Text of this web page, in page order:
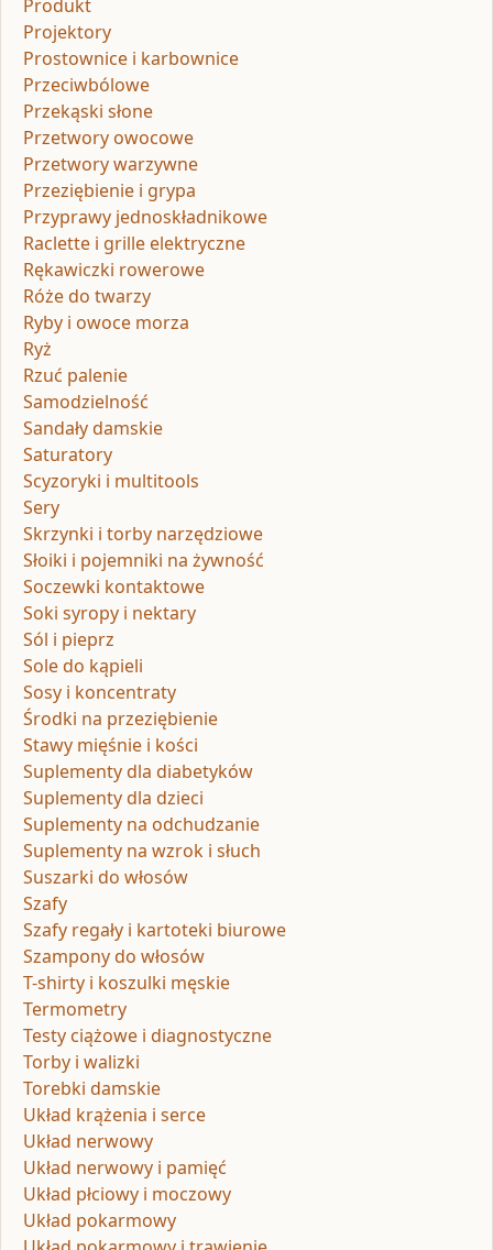
Produkt
Projektory
Prostownice i karbownice
Przeciwbólowe
Przekąski słone
Przetwory owocowe
Przetwory warzywne
Przeziębienie i grypa
Przyprawy jednoskładnikowe
Raclette i grille elektryczne
Rękawiczki rowerowe
Róże do twarzy
Ryby i owoce morza
Ryż
Rzuć palenie
Samodzielność
Sandały damskie
Saturatory
Scyzoryki i multitools
Sery
Skrzynki i torby narzędziowe
Słoiki i pojemniki na żywność
Soczewki kontaktowe
Soki syropy i nektary
Sól i pieprz
Sole do kąpieli
Sosy i koncentraty
Środki na przeziębienie
Stawy mięśnie i kości
Suplementy dla diabetyków
Suplementy dla dzieci
Suplementy na odchudzanie
Suplementy na wzrok i słuch
Suszarki do włosów
Szafy
Szafy regały i kartoteki biurowe
Szampony do włosów
T-shirty i koszulki męskie
Termometry
Testy ciążowe i diagnostyczne
Torby i walizki
Torebki damskie
Układ krążenia i serce
Układ nerwowy
Układ nerwowy i pamięć
Układ płciowy i moczowy
Układ pokarmowy